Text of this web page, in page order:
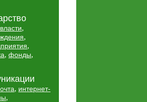
,
,
,
, фонды,
, интернет-
,